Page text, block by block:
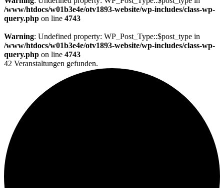
/www/htdocs/w01b3e4e/otv1893-website/wp-includes/class-wp-
query.php on line 4743
Warning: Undefined property: WP_Post_Type::$post_type in
/www/htdocs/w01b3e4e/otv1893-website/wp-includes/class-wp-
query.php on line 4743
42 Veranstaltungen gefunden.